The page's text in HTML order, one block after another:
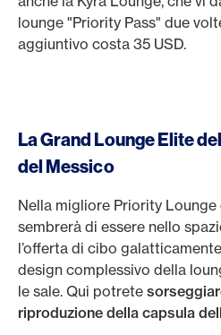
lounge "Priority Pass" due
aggiuntivo costa 35 USD.
La Grand Lounge Elite
del Messico
Nella migliore Priority
sembrerà di essere nello
l’offerta di cibo
design complessivo della
le sale. Qui potrete
riproduzione della capsula